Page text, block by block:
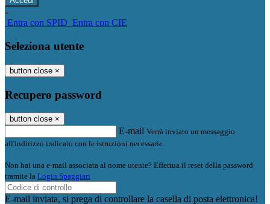
-
Entra con SPID Entra con CIE
Seleziona utente
button close ×
Recupero password
button close ×
E-mail Verrà inviato un messaggio
all'indirizzo indicato con le istruzioni necessarie.
Non hai una e-mail associata al nome utente? Effettua il reset della password
tramite la Login Spaggiari
E-mail inviata, si prega di controllare la casella di posta elettronica!